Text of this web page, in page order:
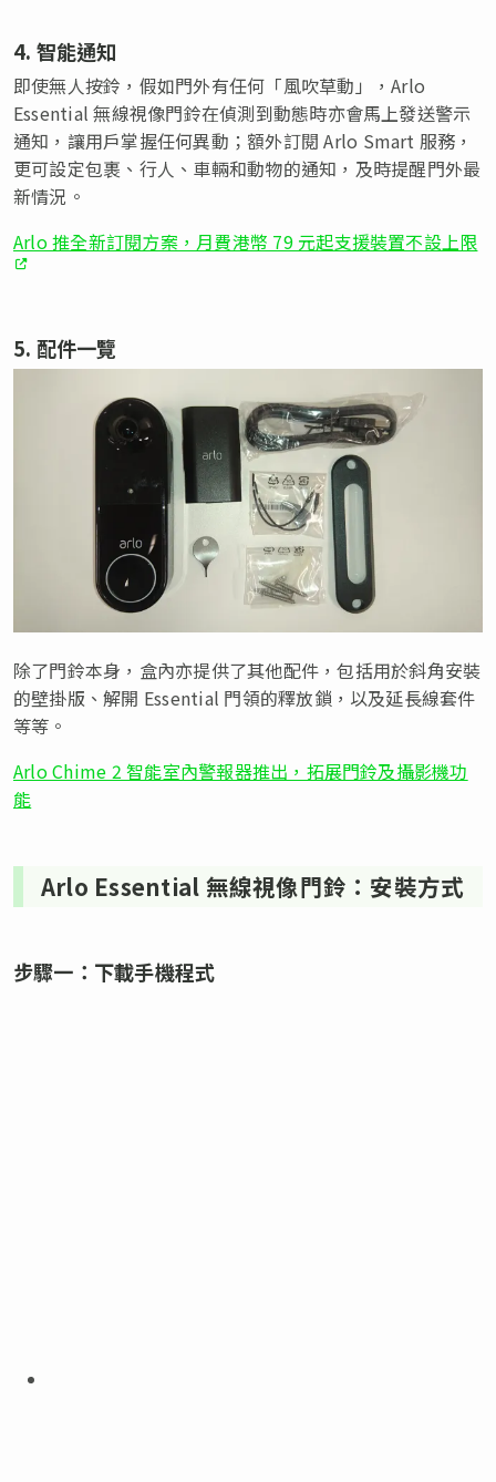
4. 智能通知
即使無人按鈴，假如門外有任何「風吹草動」，Arlo
Essential 無線視像門鈴在偵測到動態時亦會馬上發送警示
通知，讓用戶掌握任何異動；額外訂閱 Arlo Smart 服務，
更可設定包裹、行人、車輛和動物的通知，及時提醒門外最
新情況。
Arlo 推全新訂閱方案，月費港幣 79 元起支援裝置不設上限
5. 配件一覽
除了門鈴本身，盒內亦提供了其他配件，包括用於斜角安裝
的壁掛版、解開 Essential 門領的釋放鎖，以及延長線套件
等等。
Arlo Chime 2 智能室內警報器推出，拓展門鈴及攝影機功
能
Arlo Essential 無線視像門鈴：安裝方式
步驟一：下載手機程式